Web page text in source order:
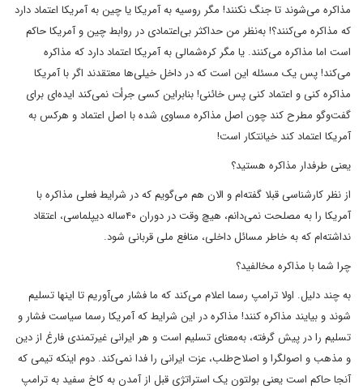
مذاکره می‌شوند تا جنگ نکنند! مگر روسیه به آمریکا یا چین به آمریکا اعتماد دارد
که مذاکره می‌کنند؟! به‌نظر من حداکثر بی‌اعتمادی در روابط چین و آمریکا حاکم
است اما مذاکره می‌کنند. یا مگر کره‌شمالی به آمریکا اعتماد دارد که مذاکره
می‌کند! پس یک مسئله این است که در داخل خیلی‌ها معتقدند اگر با آمریکا
مذاکره کنی و اعتماد کنی پس خائنی! بنابراین کسی جرأت نمی‌کند ایده‌ای برای
گفت‌وگو مطرح کند چون اصل مذاکره مساوی شده با اصل اعتماد و هرکس به
آمریکا اعتماد کند خیانتکار است!
یعنی طرفدار مذاکره هستید؟
از نظر کارشناسی قبلا گفته‌ام و الان هم می‌گویم که در شرایط فعلی مذاکره با
آمریکا را به مصلحت نمی‌دانم، هیچ وقت در دوران ۴۰ساله دیپلماسی، اعتقاد
نداشته‌ام که به خاطر مسائل داخلی، منافع ملی قربانی شود.
چرا شما با مذاکره مخالفید؟
به چند دلیل. اولا ترامپ رسما اعلام می‌کند که ما فشار می‌آوریم تا اینها تسلیم
شوند و بیایند مذاکره کنند! مذاکره در این شرایط که آمریکا رسما سیاست فشار و
تسلیم را در پیش گرفته، به‌معنای تسلیم است و هر ایرانی غیرتمندی فارغ از دین
و مذهب و اصولگرا و اصلاح‌طلب، عزت ایرانی را فدا نمی‌کند. دوم اینکه تیمی که
آنجا حاکم است یعنی بولتون یک استراتژی قبل از آمدن به کاخ سفید به ترامپ